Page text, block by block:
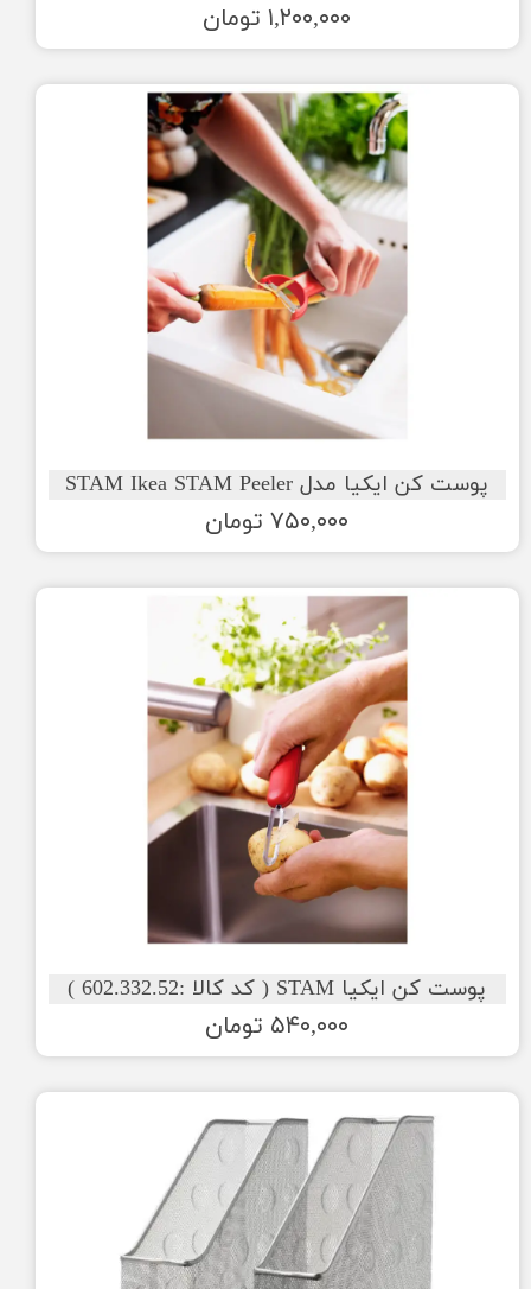
۱,۲۰۰,۰۰۰ تومان
پوست کن ایکیا مدل STAM Ikea STAM Peeler
۷۵۰,۰۰۰ تومان
پوست کن ایکیا STAM ( کد کالا :602.332.52 )
۵۴۰,۰۰۰ تومان